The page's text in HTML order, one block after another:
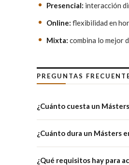
Presencial: interacción
Online: flexibilidad en
Mixta: combina lo mejor
PREGUNTAS
¿Cuánto cuesta un
¿Cuánto dura un Másters
¿Qué requisitos hay para